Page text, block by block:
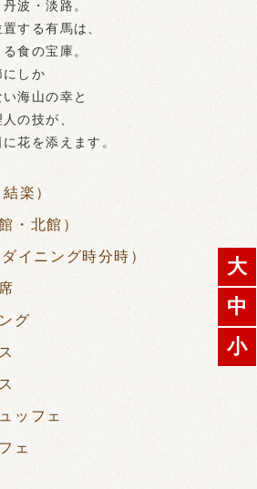
波・淡路。
する有馬は、
食の宝庫。
にしか
海山の幸と
の技が、
花を添えます。
楽）
・北館）
イニング時分時）
グ
ッフェ
ェ
大
中
小